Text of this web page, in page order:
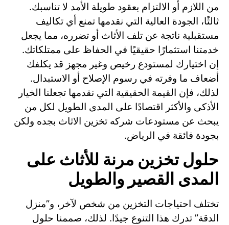
من اللازم أو الالتزام بعقود طويلة الأمد لا تناسبك.
ثالثًا، الجودة العالية التي نقدمها تمنع أي تكاليف
مستقبلية ناتجة عن تلف الأثاث أو تضرره، مما يجعل
خدمتنا استثمارًا حقيقيًا في الحفاظ على ممتلكاتك.
إن اختيارك لمستودع رخيص وغير مجهز قد يكلفك
أضعاف ما وفرته في رسوم الإصلاح أو الاستبدال.
لذلك، فإن القيمة الحقيقية التي نقدمها تجعلنا الخيار
الأذكى والأكثر اقتصادًا على المدى الطويل لكل من
يبحث عن مستودعات شركه تخزين الاثاث بجده ولكن
بجودة فائقة في الرياض.
حلول تخزين مرنة للأثاث على
المدى القصير والطويل
تختلف احتياجات التخزين من شخص لآخر، و”منزل
الدقة” تدرك هذا التنوع جيدًا. لذلك، صممنا حلول